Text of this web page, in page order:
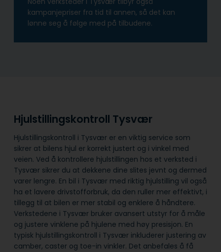
kampanjepriser fra tid til annen, så det kan
lønne seg å følge med på tilbudene.
Hjulstillingskontroll Tysvær
Hjulstillingskontroll i Tysvær er en viktig service som
sikrer at bilens hjul er korrekt justert og i vinkel med
veien. Ved å kontrollere hjulstillingen hos et verksted i
Tysvær sikrer du at dekkene dine slites jevnt og dermed
varer lengre. En bil i Tysvær med riktig hjulstilling vil også
ha et lavere drivstofforbruk, da den ruller mer effektivt, i
tillegg til at bilen er mer stabil og enklere å håndtere.
Verkstedene i Tysvær bruker avansert utstyr for å måle
og justere vinklene på hjulene med høy presisjon. En
typisk hjulstillingskontroll i Tysvær inkluderer justering av
camber, caster og toe-in vinkler. Det anbefales å få